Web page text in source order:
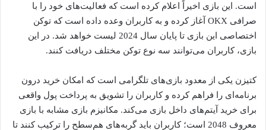
است. این بازی اخیراً اعلام کرده است که فعالیت‌های خود را با
صرافی OKX آغاز کرده و به کاربران وعده داده است که توکن
اختصاصی این بازی تا پایان سال 2024 لیست خواهد شد. در این
بازی، کاربران می‌توانند سه نوع توکن مختلف دریافت کنند.
کتیزن یکی از معدود بازی‌های تلگرامی است که امکان خرید درون
برنامه‌ای را فراهم کرده و کاربران را تشویق به پرداخت پول واقعی
برای خرید آیتم‌های داخل بازی می‌کند. مکانیزم بازی مشابه با بازی
معروف 2048 است؛ کاربران باید گربه‌های هم‌سطح را ترکیب کنند تا